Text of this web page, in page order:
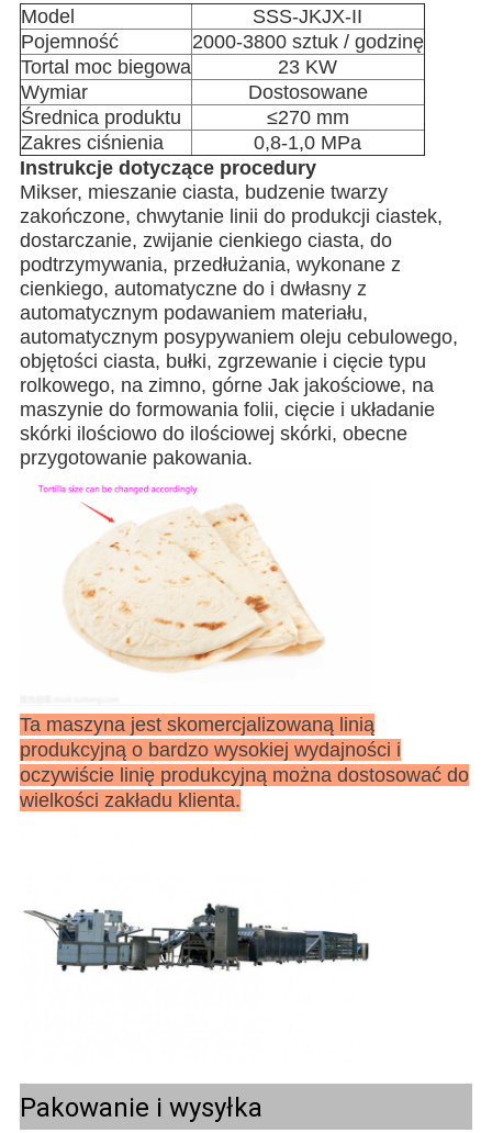
Model
SSS-JKJX-II
Pojemność
2000-3800 sztuk / godzinę
Tortal moc biegowa
23 KW
Wymiar
Dostosowane
Średnica produktu
≤270 mm
Zakres ciśnienia
0,8-1,0 MPa
Instrukcje dotyczące procedury
Mikser, mieszanie ciasta, budzenie twarzy
zakończone, chwytanie linii do produkcji ciastek,
dostarczanie, zwijanie cienkiego ciasta, do
podtrzymywania, przedłużania, wykonane z
cienkiego, automatyczne do i dwłasny z
automatycznym podawaniem materiału,
automatycznym posypywaniem oleju cebulowego,
objętości ciasta, bułki, zgrzewanie i cięcie typu
rolkowego, na zimno, górne Jak jakościowe, na
maszynie do formowania folii, cięcie i układanie
skórki ilościowo do ilościowej skórki, obecne
przygotowanie pakowania.
Ta maszyna jest skomercjalizowaną linią
produkcyjną o bardzo wysokiej wydajności i
oczywiście linię produkcyjną można dostosować do
wielkości zakładu klienta.
Pakowanie i wysyłka